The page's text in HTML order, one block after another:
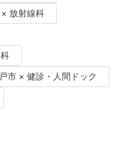
放射線科
市 × 健診・人間ドック